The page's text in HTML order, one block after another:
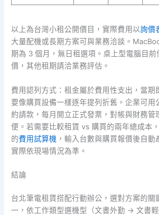
以上為台灣小租公開價目，實際費用以詢價
大量配機或長期方案可與業務洽談。
期為 3 個月，無日租選項。桌上型電腦目前
價，其他租期請洽業務評估。
費用認列方式：租金屬於費用性支出，當期
要像購買設備一樣逐年提列折舊。企業可用
約請款，每月開立正式發票，對帳與財務管
便。若需要比較租賃 vs 購買的兩年總成本
的費用試算機 ，輸入台數與購買報價後自動
實際依現場情況為準。
結論
台北筆電租賃搭配行動辦公，選對方案的關
一，依工作類型選機型（文書外勤 → 文書